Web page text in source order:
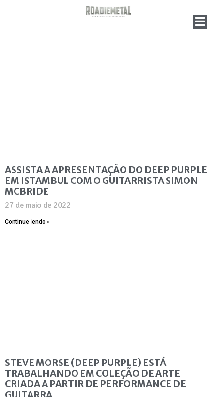
ASSISTA A APRESENTAÇÃO DO DEEP PURPLE
EM ISTAMBUL COM O GUITARRISTA SIMON
MCBRIDE
27 de maio de 2022
Continue lendo »
STEVE MORSE (DEEP PURPLE) ESTÁ
TRABALHANDO EM COLEÇÃO DE ARTE
CRIADA A PARTIR DE PERFORMANCE DE
GUITARRA